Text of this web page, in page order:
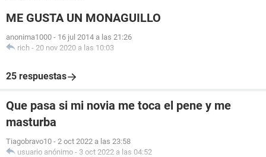
ME GUSTA UN MONAGUILLO
anonima1000 - 16 jul 2014 a las 21:26
rich - 20 nov 2020 a las 10:03
25 respuestas
Que pasa si mi novia me toca el pene y me
masturba
Tiagobravo10 - 2 oct 2022 a las 23:58
usuario anónimo - 3 oct 2022 a las 04:52